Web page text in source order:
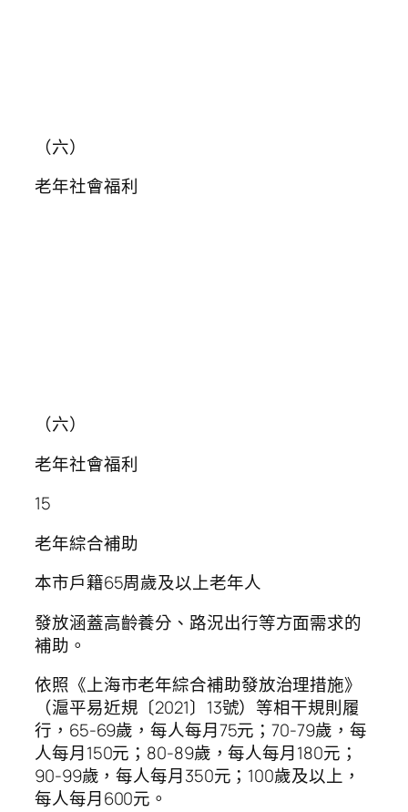
（六）
老年社會福利
（六）
老年社會福利
15
老年綜合補助
本市戶籍65周歲及以上老年人
發放涵蓋高齡養分、路況出行等方面需求的
補助。
依照《上海市老年綜合補助發放治理措施》
（滬平易近規〔2021〕13號）等相干規則履
行，65-69歲，每人每月75元；70-79歲，每
人每月150元；80-89歲，每人每月180元；
90-99歲，每人每月350元；100歲及以上，
每人每月600元。